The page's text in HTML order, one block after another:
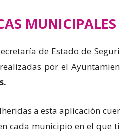
MUNICIPALES
de Estado de
por el
a esta aplicación
cada municipio en el que